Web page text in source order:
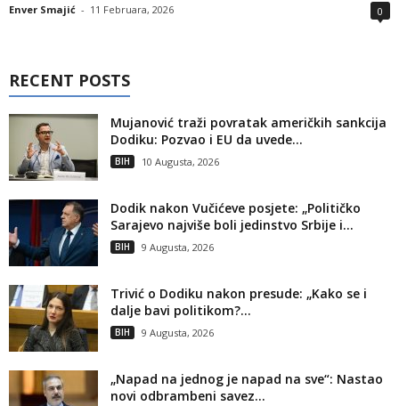
Enver Smajić - 11 Februara, 2026 0
RECENT POSTS
Mujanović traži povratak američkih sankcija
Dodiku: Pozvao i EU da uvede...
BIH 10 Augusta, 2026
Dodik nakon Vučićeve posjete: „Političko
Sarajevo najviše boli jedinstvo Srbije i...
BIH 9 Augusta, 2026
Trivić o Dodiku nakon presude: „Kako se i
dalje bavi politikom?...
BIH 9 Augusta, 2026
„Napad na jednog je napad na sve“: Nastao
novi odbrambeni savez...